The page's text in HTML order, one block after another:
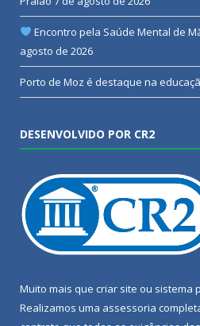
Encontro pela Saúde Mental de
agosto de 2026
Porto de Moz é destaque na
DESENVOLVIDO POR CR2
Muito mais que criar site ou sistema
Realizamos uma assessoria